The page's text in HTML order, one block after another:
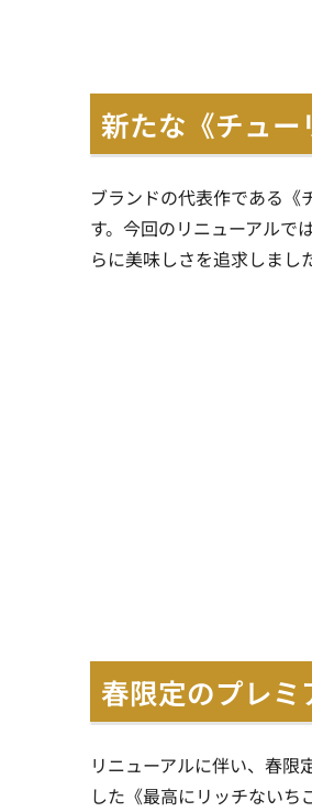
新たな《チュー
ブランドの代表作である
す。今回のリニューアルで
らに美味しさを追求しまし
春限定のプレミ
リニューアルに伴い、春限
した《最高にリッチない